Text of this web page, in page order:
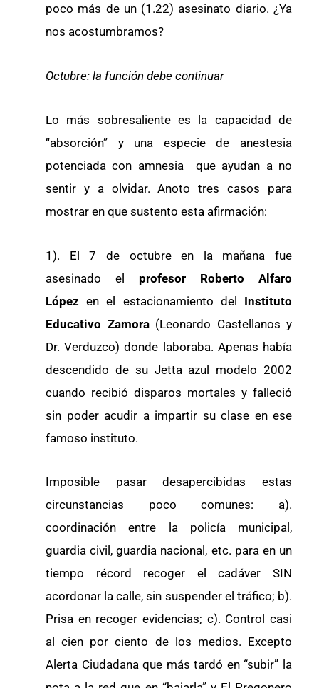
poco más de un (1.22) asesinato diario. ¿Ya
nos acostumbramos?
Octubre: la función debe continuar
Lo más sobresaliente es la capacidad de
“absorción” y una especie de anestesia
potenciada con amnesia que ayudan a no
sentir y a olvidar. Anoto tres casos para
mostrar en que sustento esta afirmación:
1). El 7 de octubre en la mañana fue
asesinado el profesor Roberto Alfaro
López en el estacionamiento del Instituto
Educativo Zamora(Leonardo Castellanos y
Dr. Verduzco) donde laboraba. Apenas había
descendido de su Jetta azul modelo 2002
cuando recibió disparos mortales y falleció
sin poder acudir a impartir su clase en ese
famoso instituto.
Imposible pasar desapercibidas estas
circunstancias poco comunes: a).
coordinación entre la policía municipal,
guardia civil, guardia nacional, etc. para en un
tiempo récord recoger el cadáver SIN
acordonar la calle, sin suspender el tráfico; b).
Prisa en recoger evidencias; c). Control casi
al cien por ciento de los medios. Excepto
Alerta Ciudadana que más tardó en “subir” la